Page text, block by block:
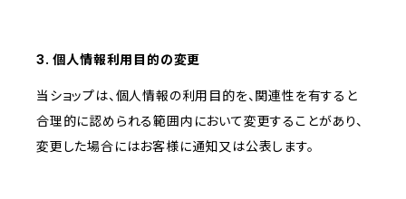
3. 個人情報利用目的の変更
当ショップは、個人情報の利用目的を、関連性を有すると
合理的に認められる範囲内において変更することがあり、
変更した場合にはお客様に通知又は公表します。